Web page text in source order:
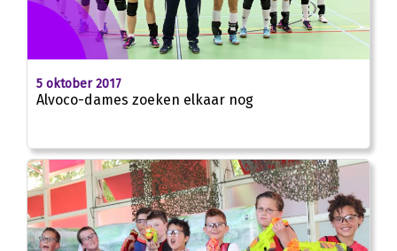
5 oktober 2017
Alvoco-dames zoeken elkaar nog